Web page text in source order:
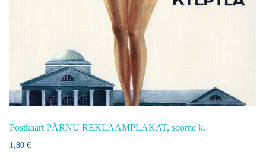
Postkaart PÄRNU REKLAAMPLAKAT, soome k.
1,80 €